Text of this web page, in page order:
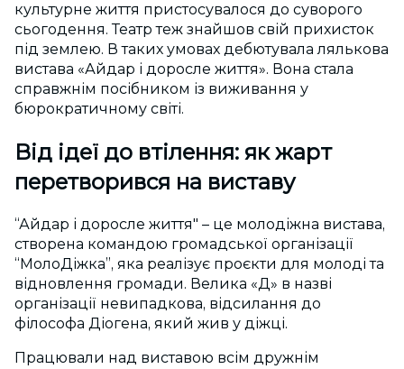
культурне життя пристосувалося до суворого
сьогодення. Театр теж знайшов свій прихисток
під землею. В таких умовах дебютувала лялькова
вистава «Айдар і доросле життя». Вона стала
справжнім посібником із виживання у
бюрократичному світі.
Від ідеї до втілення: як жарт
перетворився на виставу
“Айдар і доросле життя" – це молодіжна вистава,
створена командою громадської організації
“МолоДіжка”, яка реалізує проєкти для молоді та
відновлення громади. Велика «Д» в назві
організації невипадкова, відсилання до
філософа Діогена, який жив у діжці.
Працювали над виставою всім дружнім